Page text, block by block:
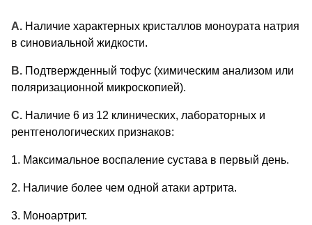
A. Наличие характерных кристаллов моноурата натрия
в синовиальной жидкости.
B. Подтвержденный тофус (химическим анализом или
поляризационной микроскопией).
C. Наличие 6 из 12 клинических, лабораторных и
рентгенологических признаков:
1. Максимальное воспаление сустава в первый день.
2. Наличие более чем одной атаки артрита.
3. Моноартрит.